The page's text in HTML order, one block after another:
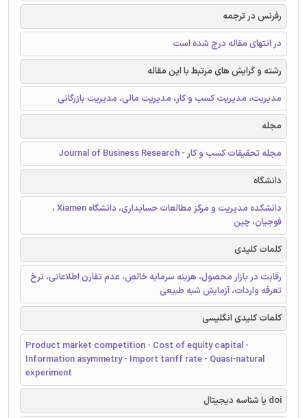
رفرنس در ترجمه
در انتهای مقاله درج شده است
رشته و گرایش های مرتبط با این مقاله
مدیریت، مدیریت کسب و کار، مدیریت مالی، مدیریت بازرگانی
مجله
مجله تحقیقات کسب و کار - Journal of Business Research
دانشگاه
دانشکده مدیریت و مرکز مطالعات حسابداری، دانشگاه Xiamen ،
فوجیان، چین
کلمات کلیدی
رقابت در بازار محصول، هزینه سرمایه خالص، عدم تقارن اطلاعاتی، نرخ
تعرفه واردات، آزمایش شبه طبیعی
کلمات کلیدی انگلیسی
Product market competition - Cost of equity capital -
Information asymmetry - Import tariff rate - Quasi-natural
experiment
doi یا شناسه دیجیتال